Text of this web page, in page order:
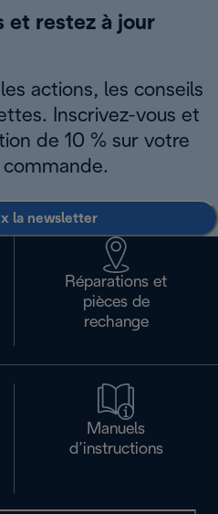
et restez à jour
actions, les conseils
Inscrivez-vous et
de 10 % sur votre
la newsletter
Réparations et
pièces de
rechange
Manuels
d’instructions